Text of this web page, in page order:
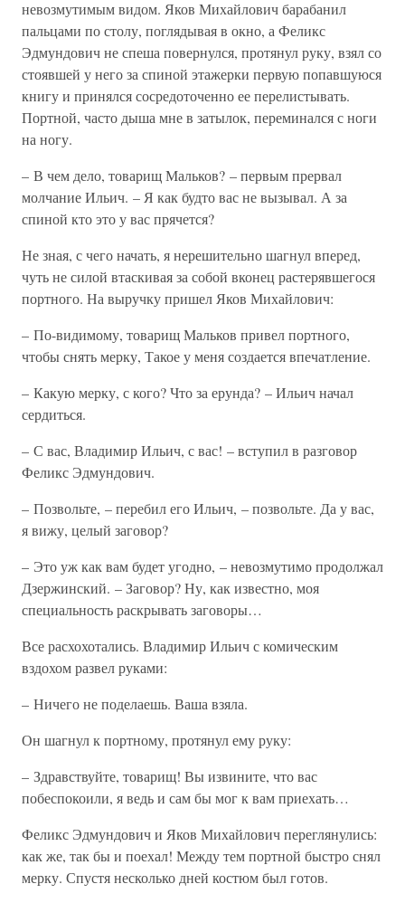
невозмутимым видом. Яков Михайлович барабанил
пальцами по столу, поглядывая в окно, а Феликс
Эдмундович не спеша повернулся, протянул руку, взял со
стоявшей у него за спиной этажерки первую попавшуюся
книгу и принялся сосредоточенно ее перелистывать.
Портной, часто дыша мне в затылок, переминался с ноги
на ногу.
– В чем дело, товарищ Мальков? – первым прервал
молчание Ильич. – Я как будто вас не вызывал. А за
спиной кто это у вас прячется?
Не зная, с чего начать, я нерешительно шагнул вперед,
чуть не силой втаскивая за собой вконец растерявшегося
портного. На выручку пришел Яков Михайлович:
– По-видимому, товарищ Мальков привел портного,
чтобы снять мерку, Такое у меня создается впечатление.
– Какую мерку, с кого? Что за ерунда? – Ильич начал
сердиться.
– С вас, Владимир Ильич, с вас! – вступил в разговор
Феликс Эдмундович.
– Позвольте, – перебил его Ильич, – позвольте. Да у вас,
я вижу, целый заговор?
– Это уж как вам будет угодно, – невозмутимо продолжал
Дзержинский. – Заговор? Ну, как известно, моя
специальность раскрывать заговоры…
Все расхохотались. Владимир Ильич с комическим
вздохом развел руками:
– Ничего не поделаешь. Ваша взяла.
Он шагнул к портному, протянул ему руку:
– Здравствуйте, товарищ! Вы извините, что вас
побеспокоили, я ведь и сам бы мог к вам приехать…
Феликс Эдмундович и Яков Михайлович переглянулись:
как же, так бы и поехал! Между тем портной быстро снял
мерку. Спустя несколько дней костюм был готов.